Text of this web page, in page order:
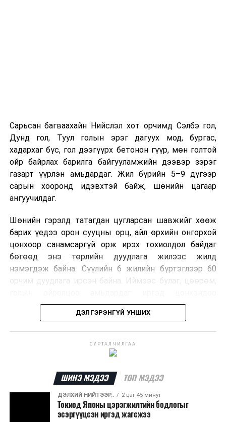
Сарьсан багваахайн Нийслэл хот орчимд Сэлбэ гол,
Дунд гол, Туул голын эрэг дагуух мод, бургас,
хадархаг бүс, гол дээгүүрх бетонон гүүр, мөн голтой
ойр байрлах барилга байгууламжийн дээвэр зэрэг
газарт үүрлэн амьдардаг. Жил бүрийн 5–9 дүгээр
сарын хооронд идэвхтэй байж, шөнийн цагаар
ангуучилдаг.
Шөнийн гэрэлд татагдан цугларсан шавжийг хөөж
барих үедээ орон сууцны орц, айл өрхийн онгорхой
цонхоор санамсаргүй орж ирэх тохиолдол байдаг
бөгөөд энэ төрлийн дуудлага жилээс жилд
нэмэгдэж байна. Сүүлийн 6 жилийн бүртэглээр 60
орчим дуудлага ирсэн байна. Иймээс булаг, цөөрөм,
хамгаалалтын тор суурилуулж, урьдчилан
сэргийлэхийг зөвлөж байна.
ажлын цагаар Нийслэлийн Байгаль орчны газрын
удирдлага зохицуулалтын төвийн 11-310005
дугаарын утсаар яаралтай мэдээлэл өгч, дуудлага
өгөх боломжтойг Нийслэлийн Байгаль Орчны Газраас
ДЭЛГЭРЭНГҮЙ УНШИХ
СУРТАЛЧИЛГАА
ШИНЭ МЭДЭЭ ТОП МЭДЭЭ
ДЭЛХИЙ НИЙТЭЭР.. 2 цаг 45 минут
Токиод Японы цэрэгжилтийн бодлогыг
эсэргүүцсэн иргэд жагсжээ